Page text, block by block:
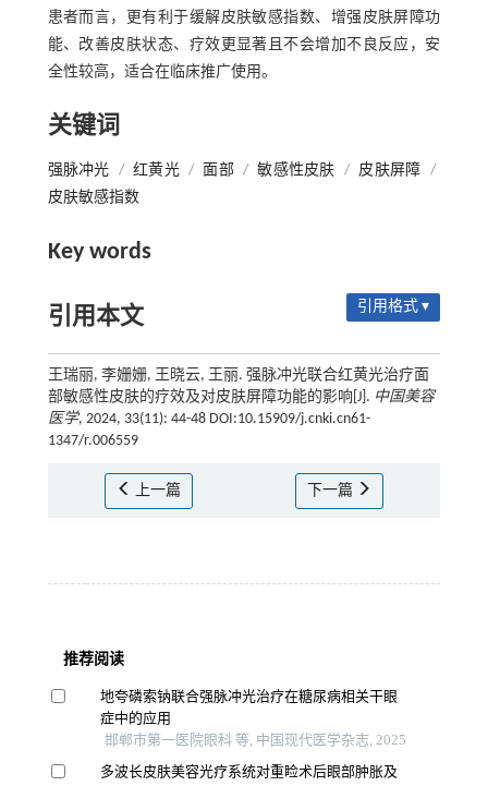
患者而言，更有利于缓解皮肤敏感指数、增强皮肤屏障功
能、改善皮肤状态、疗效更显著且不会增加不良反应，安
全性较高，适合在临床推广使用。
关键词
强脉冲光 / 红黄光 / 面部 / 敏感性皮肤 / 皮肤屏障 /
皮肤敏感指数
Key words
引用本文 引用格式 ▾
王瑞丽, 李姗姗, 王晓云, 王丽. 强脉冲光联合红黄光治疗面
部敏感性皮肤的疗效及对皮肤屏障功能的影响[J]. 中国美容
医学, 2024, 33(11): 44-48 DOI:10.15909/j.cnki.cn61-
1347/r.006559
上一篇 下一篇